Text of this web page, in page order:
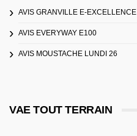
AVIS GRANVILLE E-EXCELLENCE
AVIS EVERYWAY E100
AVIS MOUSTACHE LUNDI 26
VAE TOUT TERRAIN